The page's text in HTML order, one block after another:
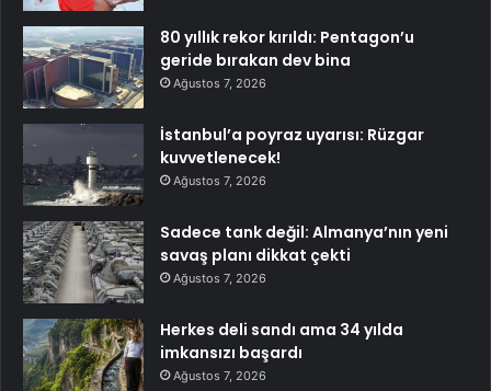
80 yıllık rekor kırıldı: Pentagon’u
geride bırakan dev bina
Ağustos 7, 2026
İstanbul’a poyraz uyarısı: Rüzgar
kuvvetlenecek!
Ağustos 7, 2026
Sadece tank değil: Almanya’nın yeni
savaş planı dikkat çekti
Ağustos 7, 2026
Herkes deli sandı ama 34 yılda
imkansızı başardı
Ağustos 7, 2026